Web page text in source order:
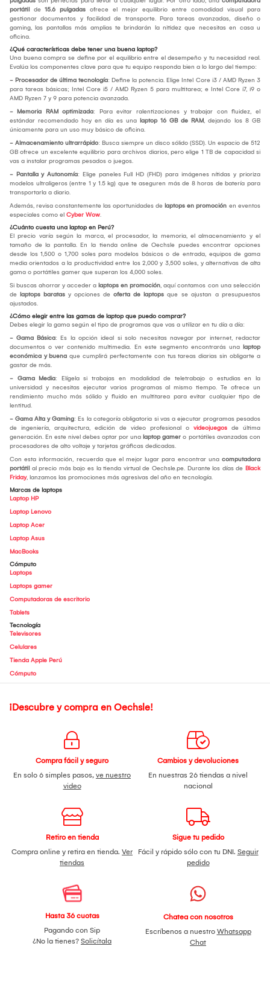
portátil de 15.6 pulgadas ofrece el mejor equilibrio entre comodidad visual para
gestionar documentos y facilidad de transporte. Para tareas avanzadas, diseño o
gaming, las pantallas más amplias te brindarán la nitidez que necesitas en casa u
oficina.
¿Qué características debe tener una buena laptop?
Una buena compra se define por el equilibrio entre el desempeño y tu necesidad real.
Evalúa los componentes clave para que tu equipo responda bien a lo largo del tiempo:
- Procesador de última tecnología: Define la potencia. Elige Intel Core i3 / AMD Ryzen 3
para tareas básicas; Intel Core i5 / AMD Ryzen 5 para multitarea; e Intel Core i7, i9 o
AMD Ryzen 7 y 9 para potencia avanzada.
- Memoria RAM optimizada: Para evitar ralentizaciones y trabajar con fluidez, el
estándar recomendado hoy en día es una laptop 16 GB de RAM, dejando los 8 GB
únicamente para un uso muy básico de oficina.
- Almacenamiento ultrarrápido: Busca siempre un disco sólido (SSD). Un espacio de 512
GB ofrece un excelente equilibrio para archivos diarios, pero elige 1 TB de capacidad si
vas a instalar programas pesados o juegos.
- Pantalla y Autonomía: Elige paneles Full HD (FHD) para imágenes nítidas y prioriza
modelos ultraligeros (entre 1 y 1.5 kg) que te aseguren más de 8 horas de batería para
transportarla a diario.
Además, revisa constantemente las oportunidades de laptops en promoción en eventos
especiales como el Cyber Wow.
¿Cuánto cuesta una laptop en Perú?
El precio varía según la marca, el procesador, la memoria, el almacenamiento y el
tamaño de la pantalla. En la tienda online de Oechsle puedes encontrar opciones
desde los 1,500 o 1,700 soles para modelos básicos o de entrada, equipos de gama
media orientados a la productividad entre los 2,000 y 3,500 soles, y alternativas de alta
gama o portátiles gamer que superan los 4,000 soles.
Si buscas ahorrar y acceder a laptops en promoción, aquí contamos con una selección
de laptops baratas y opciones de oferta de laptops que se ajustan a presupuestos
ajustados.
¿Cómo elegir entre las gamas de laptop que puedo comprar?
Debes elegir la gama según el tipo de programas que vas a utilizar en tu día a día:
- Gama Básica: Es la opción ideal si solo necesitas navegar por internet, redactar
documentos o ver contenido multimedia. En este segmento encontrarás una laptop
económica y buena que cumplirá perfectamente con tus tareas diarias sin obligarte a
gastar de más.
- Gama Media: Elígela si trabajas en modalidad de teletrabajo o estudias en la
universidad y necesitas ejecutar varios programas al mismo tiempo. Te ofrece un
rendimiento mucho más sólido y fluido en multitarea para evitar cualquier tipo de
lentitud.
- Gama Alta y Gaming: Es la categoría obligatoria si vas a ejecutar programas pesados
de ingeniería, arquitectura, edición de video profesional o videojuegos de última
generación. En este nivel debes optar por una laptop gamer o portátiles avanzadas con
procesadores de alto voltaje y tarjetas gráficas dedicadas.
Con esta información, recuerda que el mejor lugar para encontrar una computadora
portátil al precio más bajo es la tienda virtual de Oechsle.pe. Durante los días de Black
Friday, lanzamos las promociones más agresivas del año en tecnología.
Marcas de laptops
Laptop HP
Laptop Lenovo
Laptop Acer
Laptop Asus
MacBooks
Cómputo
Laptops
Laptops gamer
Computadoras de escritorio
Tablets
Tecnología
Televisores
Celulares
Tienda Apple Perú
Cómputo
¡Descubre y compra en Oechsle!
Compra fácil y seguro
En solo 6 simples pasos, ve nuestro
video
Cambios y devoluciones
En nuestras 26 tiendas a nivel
nacional
Retiro en tienda
Compra online y retira en tienda. Ver
tiendas
Sigue tu pedido
Fácil y rápido sólo con tu DNI. Seguir
pedido
Hasta 36 cuotas
Pagando con Sip
¿No la tienes? Solicítala
Chatea con nosotros
Escríbenos a nuestro Whatsapp
Chat